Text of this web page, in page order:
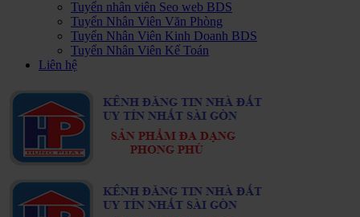
Tuyển nhân viên Seo web BDS
Tuyển Nhân Viên Văn Phòng
Tuyển Nhân Viên Kinh Doanh BDS
Tuyển Nhân Viên Kế Toán
Liên hệ